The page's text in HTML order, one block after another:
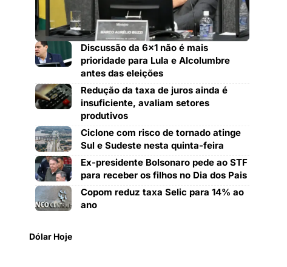
Discussão da 6×1 não é mais
prioridade para Lula e Alcolumbre
antes das eleições
Redução da taxa de juros ainda é
insuficiente, avaliam setores
produtivos
Ciclone com risco de tornado atinge
Sul e Sudeste nesta quinta-feira
Ex-presidente Bolsonaro pede ao STF
para receber os filhos no Dia dos Pais
Copom reduz taxa Selic para 14% ao
ano
Dólar Hoje